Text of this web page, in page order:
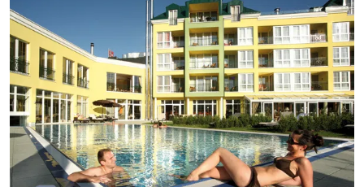
Für 7 Tage p.P. ab918,00 €
Doppelzimmer Klassik
2 Erwachsene